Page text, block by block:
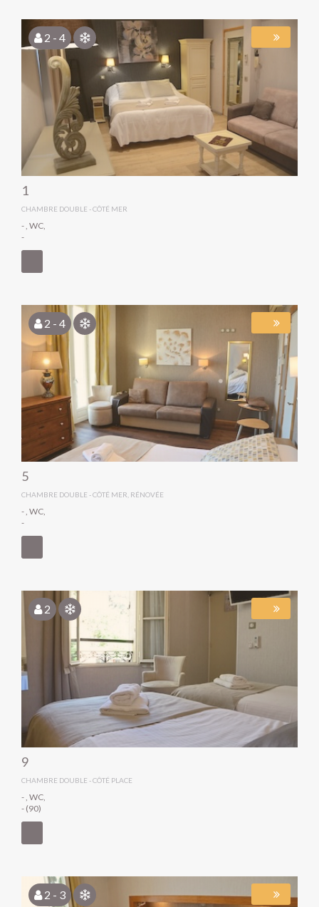
2 - 4
1
CHAMBRE DOUBLE - CÔTÉ MER
- , WC,
-
- (160)
2 - 4
5
CHAMBRE DOUBLE - CÔTÉ MER, RÉNOVÉE
- , WC,
-
- (160)
2
9
CHAMBRE DOUBLE - CÔTÉ PLACE
- , WC,
- (90)
2 - 3